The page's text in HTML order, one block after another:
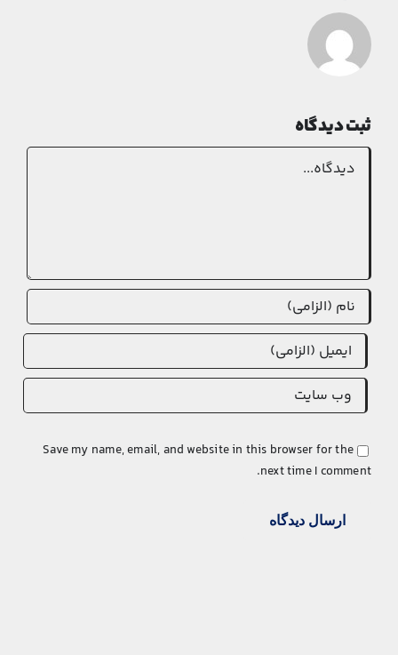
ثبت ديدگاه
Comment
Save my name, email, and website in this browser for the
next time I comment.